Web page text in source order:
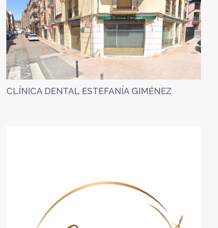
CLÍNICA DENTAL ESTEFANÍA GIMÉNEZ